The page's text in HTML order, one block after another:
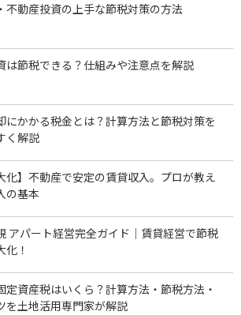
不動産投資の上手な節税対策の方法
は節税できる？仕組みや注意点を解説
にかかる税金とは？計算方法と節税対策を
く解説
化】不動産で安定の賃貸収入。プロが教え
の基本
アパート経営完全ガイド｜賃貸経営で節税
化！
定資産税はいくら？計算方法・節税方法・
を土地活用専門家が解説